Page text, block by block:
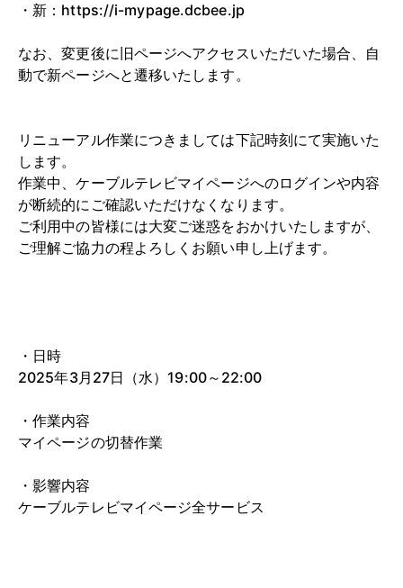
・新：https://i-mypage.dcbee.jp
なお、変更後に旧ページへアクセスいただいた場合、自
動で新ページへと遷移いたします。
リニューアル作業につきましては下記時刻にて実施いた
します。
作業中、ケーブルテレビマイページへのログインや内容
が断続的にご確認いただけなくなります。
ご利用中の皆様には大変ご迷惑をおかけいたしますが、
ご理解ご協力の程よろしくお願い申し上げます。
・日時
2025年3月27日（水）19:00～22:00
・作業内容
マイページの切替作業
・影響内容
ケーブルテレビマイページ全サービス